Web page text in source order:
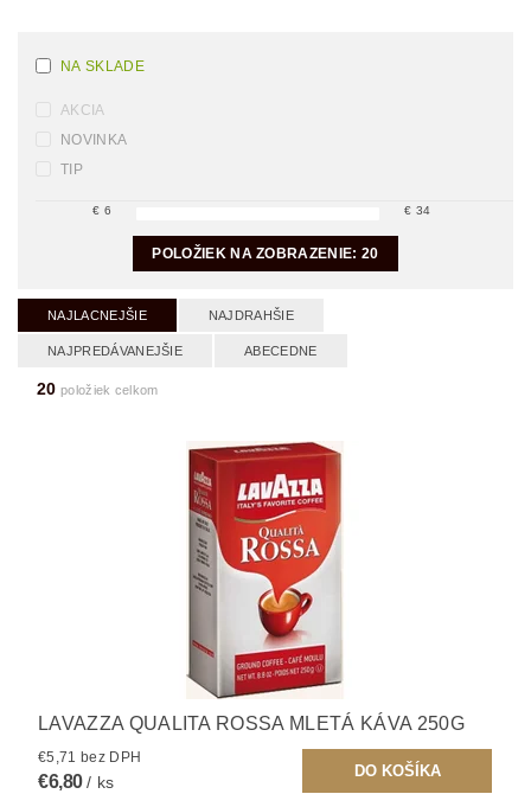
NA SKLADE
AKCIA
NOVINKA
TIP
€6 € 34
POLOŽIEK NA ZOBRAZENIE:20
NAJLACNEJŠIE NAJDRAHŠIE
NAJPREDÁVANEJŠIE ABECEDNE
20 položiek celkom
LAVAZZA QUALITA ROSSA MLETÁ KÁVA 250G
€5,71 bez DPH
€6,80/ ks